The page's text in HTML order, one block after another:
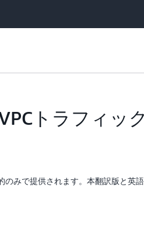
トラフィッ
のみで提供されます。本翻訳版と英